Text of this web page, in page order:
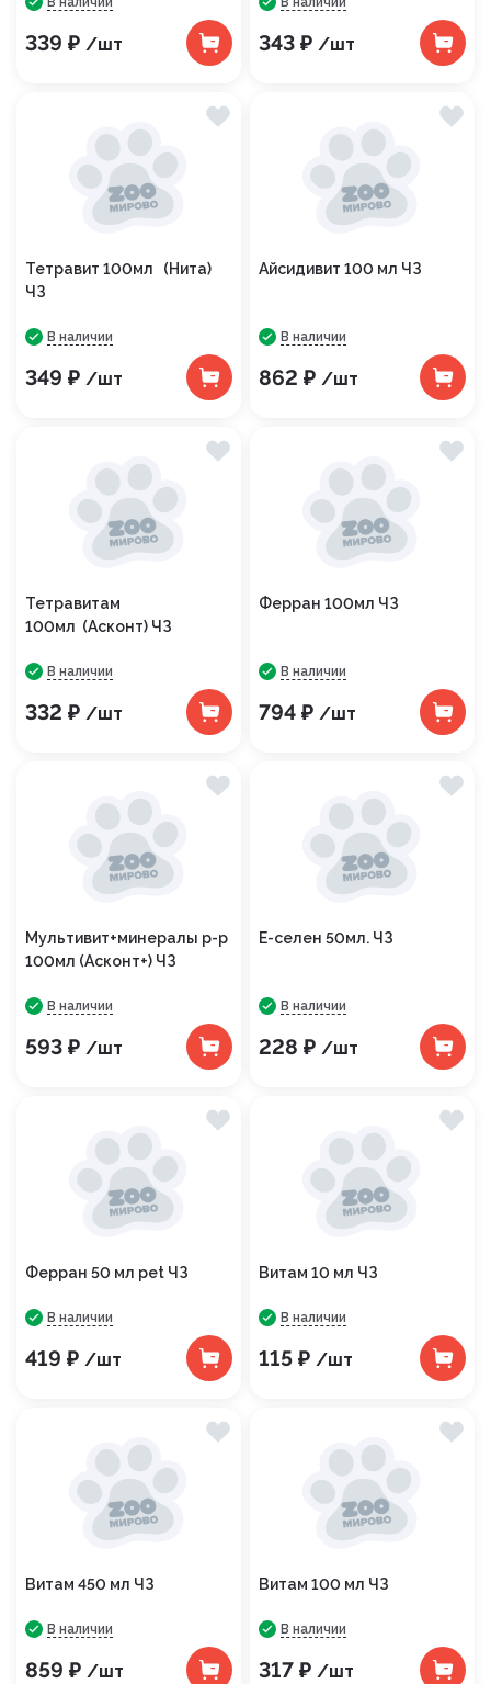
339 ₽ /шт 343 ₽ /шт
Тетравит 100мл (Нита)
ЧЗ
В наличии
349 ₽ /шт
Айсидивит 100 мл ЧЗ
В наличии
862 ₽ /шт
Тетравитам
100мл (Асконт) ЧЗ
В наличии
332 ₽ /шт
Ферран 100мл ЧЗ
В наличии
794 ₽ /шт
Мультивит+минералы р-р
100мл (Асконт+) ЧЗ
В наличии
593 ₽ /шт
Е-селен 50мл. ЧЗ
В наличии
228 ₽ /шт
Ферран 50 мл pet ЧЗ
В наличии
419 ₽ /шт
Витам 10 мл ЧЗ
В наличии
115 ₽ /шт
Витам 450 мл ЧЗ
В наличии
859 ₽ /шт
Витам 100 мл ЧЗ
В наличии
317 ₽ /шт